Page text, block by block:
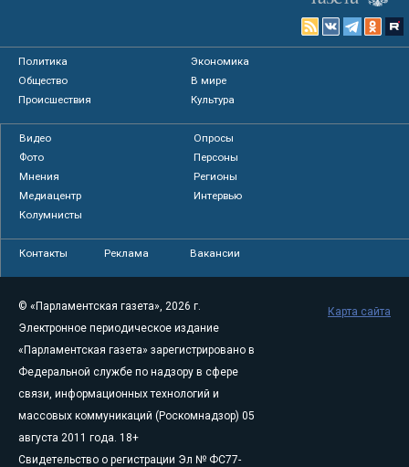
Политика
Экономика
Общество
В мире
Происшествия
Культура
Видео
Опросы
Фото
Персоны
Мнения
Регионы
Медиацентр
Интервью
Колумнисты
Контакты Реклама Вакансии
© «Парламентская газета», 2026 г.
Электронное периодическое издание
«Парламентская газета» зарегистрировано в
Федеральной службе по надзору в сфере
связи, информационных технологий и
массовых коммуникаций (Роскомнадзор) 05
августа 2011 года. 18+
Свидетельство о регистрации Эл № ФС77-
Карта сайта